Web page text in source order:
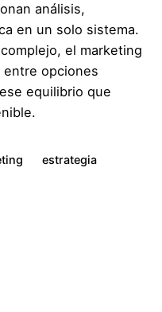
análisis,
en un solo sistema.
el marketing
opciones
equilibrio que
estrategia